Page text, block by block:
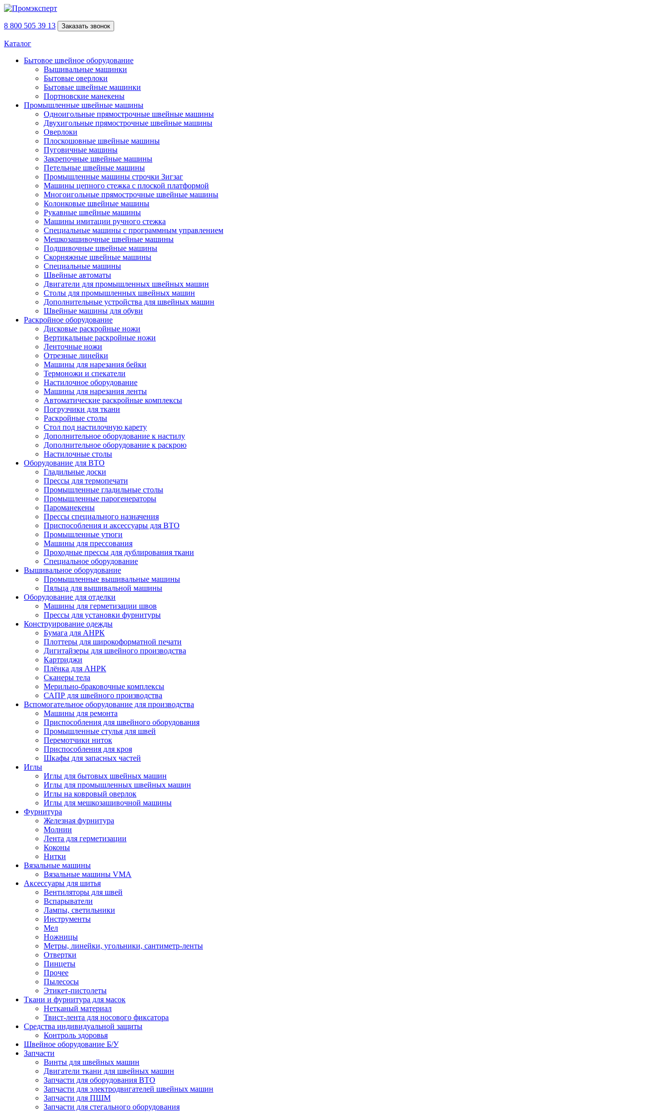
8 800 505 39 13 Заказать звонок
Каталог
Бытовое швейное оборудование
Вышивальные машинки
Бытовые оверлоки
Бытовые швейные машинки
Портновские манекены
Промышленные швейные машины
Одноигольные прямострочные швейные машины
Двухигольные прямострочные швейные машины
Оверлоки
Плоскошовные швейные машины
Пуговичные машины
Закрепочные швейные машины
Петельные швейные машины
Промышленные машины строчки Зигзаг
Машины цепного стежка с плоской платформой
Многоигольные прямострочные швейные машины
Колонковые швейные машины
Рукавные швейные машины
Машины имитации ручного стежка
Специальные машины с программным управлением
Мешкозашивочные швейные машины
Подшивочные швейные машины
Скорняжные швейные машины
Специальные машины
Швейные автоматы
Двигатели для промышленных швейных машин
Столы для промышленных швейных машин
Дополнительные устройства для швейных машин
Швейные машины для обуви
Раскройное оборудование
Дисковые раскройные ножи
Вертикальные раскройные ножи
Ленточные ножи
Отрезные линейки
Машины для нарезания бейки
Термоножи и спекатели
Настилочное оборудование
Машины для нарезания ленты
Автоматические раскройные комплексы
Погрузчики для ткани
Раскройные столы
Стол под настилочную карету
Дополнительное оборудование к настилу
Дополнительное оборудование к раскрою
Настилочные столы
Оборудование для ВТО
Гладильные доски
Прессы для термопечати
Промышленные гладильные столы
Промышленные парогенераторы
Пароманекены
Прессы специального назначения
Приспособления и аксессуары для ВТО
Промышленные утюги
Машины для прессования
Проходные прессы для дублирования ткани
Специальное оборудование
Вышивальное оборудование
Промышленные вышивальные машины
Пяльца для вышивальной машины
Оборудование для отделки
Машины для герметизации швов
Прессы для установки фурнитуры
Конструирование одежды
Бумага для АНРК
Плоттеры для широкоформатной печати
Дигитайзеры для швейного производства
Картриджи
Плёнка для АНРК
Сканеры тела
Мерильно-браковочные комплексы
САПР для швейного производства
Вспомогательное оборудование для производства
Машины для ремонта
Приспособления для швейного оборудования
Промышленные стулья для швей
Перемотчики ниток
Приспособления для кроя
Шкафы для запасных частей
Иглы
Иглы для бытовых швейных машин
Иглы для промышленных швейных машин
Иглы на ковровый оверлок
Иглы для мешкозашивочной машины
Фурнитура
Железная фурнитура
Молнии
Лента для герметизации
Коконы
Нитки
Вязальные машины
Вязальные машины VMA
Аксессуары для шитья
Вентиляторы для швей
Вспарыватели
Лампы, светильники
Инструменты
Мел
Ножницы
Метры, линейки, угольники, сантиметр-ленты
Отвертки
Пинцеты
Прочее
Пылесосы
Этикет-пистолеты
Ткани и фурнитура для масок
Нетканый материал
Твист-лента для носового фиксатора
Средства индивидуальной защиты
Контроль здоровья
Швейное оборудование Б/У
Запчасти
Винты для швейных машин
Двигатели ткани для швейных машин
Запчасти для оборудования ВТО
Запчасти для электродвигателей швейных машин
Запчасти для ПШМ
Запчасти для стегального оборудования